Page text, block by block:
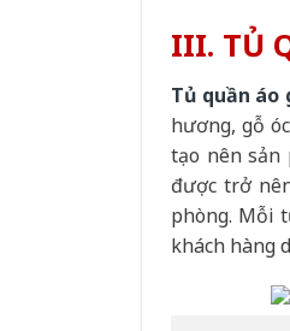
III. TỦ
Tủ quần áo
hương, gỗ
tạo nên sản
được trở
phòng. Mỗi
khách hàng